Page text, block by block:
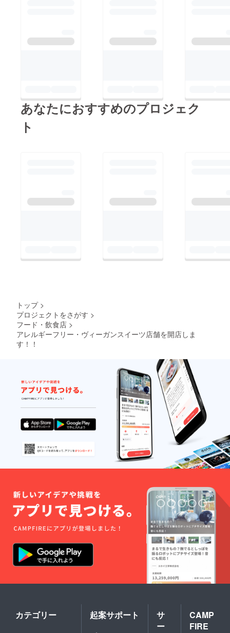
あなたにおすすめのプロジェク
ト
トップ >
プロジェクトをさがす >
フード・飲食店 >
アレルギーフリー・ヴィーガンスイーツ店舗を開店しま
す！！
カテゴリー 起案サポート
サ
ー
CAMP
FIRE